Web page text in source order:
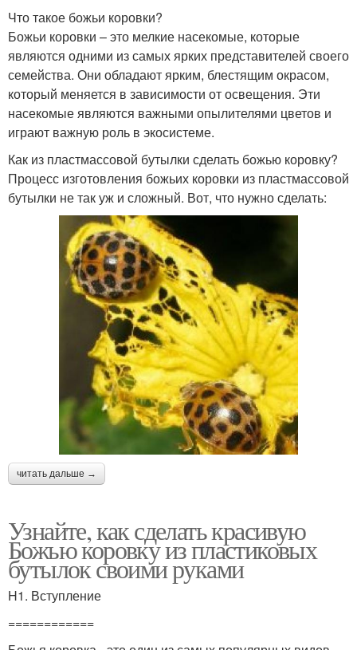
Что такое божьи коровки?
Божьи коровки – это мелкие насекомые, которые
являются одними из самых ярких представителей своего
семейства. Они обладают ярким, блестящим окрасом,
который меняется в зависимости от освещения. Эти
насекомые являются важными опылителями цветов и
играют важную роль в экосистеме.
Как из пластмассовой бутылки сделать божью коровку?
Процесс изготовления божьих коровки из пластмассовой
бутылки не так уж и сложный. Вот, что нужно сделать:
читать дальше →
Узнайте, как сделать красивую
Божью коровку из пластиковых
бутылок своими руками
H1. Вступление
============